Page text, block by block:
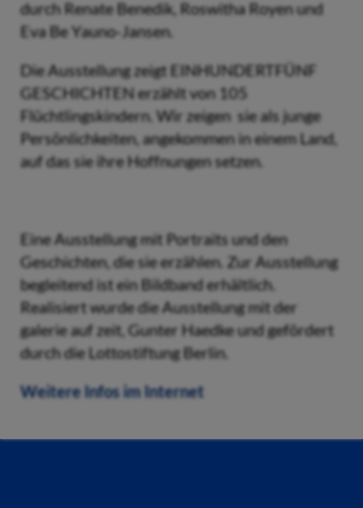
durch Renate Benedik, Roswitha Royen und
Eva Be Yauno-Jansen.
Die Ausstellung zeigt EINHUNDERTFÜNF
GESCHICHTEN erzählt von 105
Flüchtlingskindern. Wir zeigen sie als junge
Persönlichkeiten, angekommen in einem Land,
auf das sie ihre Hoffnungen setzen.
Eine Ausstellung mit Portraits und den
Geschichten, die sie erzählen. Zur Ausstellung
begleitend ist ein Bildband erhältlich.
Realisiert wurde die Ausstellung mit der
galerie auf zeit, Gunter Haedke und gefördert
durch die Lottostiftung Berlin.
Weitere Infos im Internet